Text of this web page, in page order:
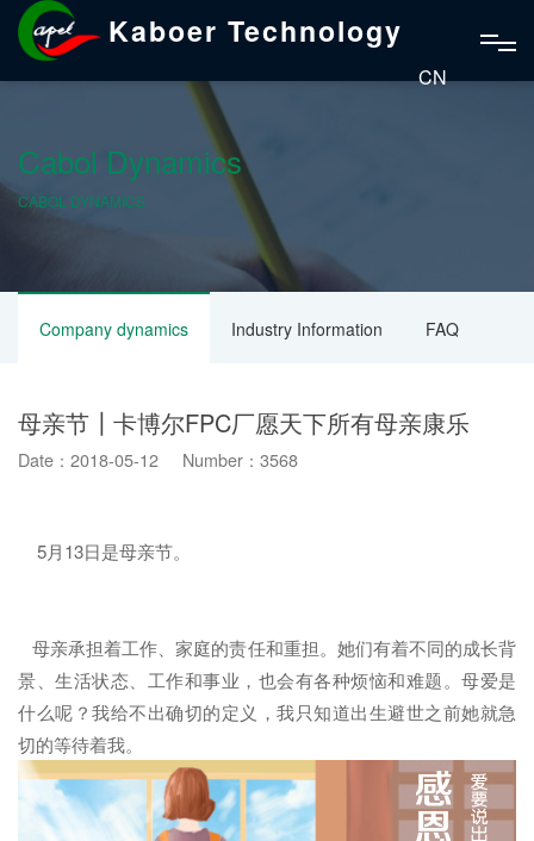
Kaboer Technology
CN
Cabol Dynamics
CABOL DYNAMICS
Company dynamics Industry Information FAQ
母亲节┃卡博尔FPC厂愿天下所有母亲康乐
Date：2018-05-12 Number：3568
5月13日是母亲节。
母亲承担着工作、家庭的责任和重担。她们有着不同的成长背
景、生活状态、工作和事业，也会有各种烦恼和难题。母爱是
什么呢？我给不出确切的定义，我只知道出生避世之前她就急
切的等待着我。